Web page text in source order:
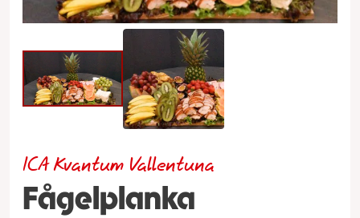
Fågelplanka
ICA Kvantum Vallentuna